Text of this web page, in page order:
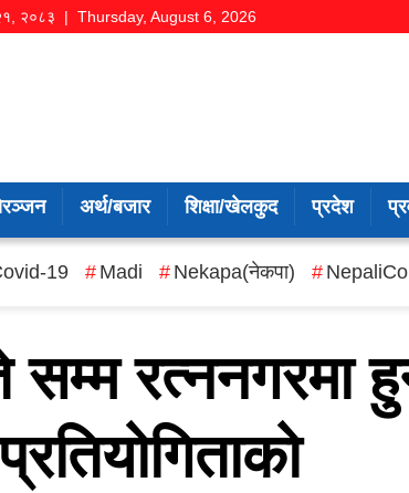
, २०८३ | Thursday, August 6, 2026
अर्थ/बजार शिक्षा/खेलकुद प्रदेश
19 Madi Nekapa(नेकपा)
रत्ननगरमा